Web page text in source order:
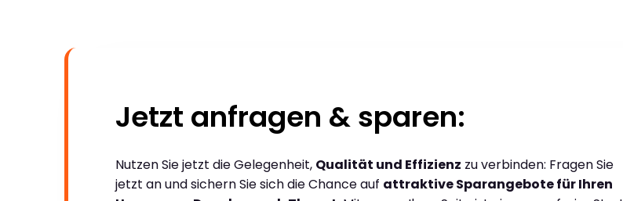
Jetzt anfragen & sparen:
Nutzen Sie jetzt die Gelegenheit, Qualität und Effizienz zu verbinden: Fragen Sie
jetzt an und sichern Sie sich die Chance auf attraktive Sparangebote für Ihren